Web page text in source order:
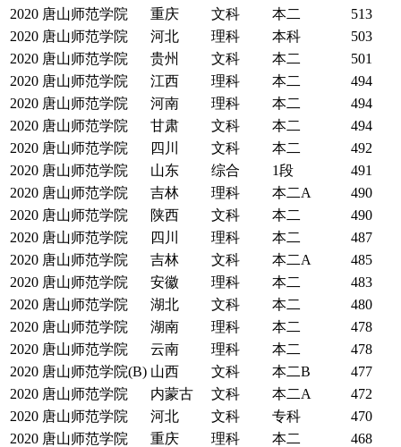
2020 唐山师范学院 重庆 文科 本二
513
2020 唐山师范学院 河北 理科 本科
503
2020 唐山师范学院 贵州 文科 本二
501
2020 唐山师范学院 江西 理科 本二
494
2020 唐山师范学院 河南 理科 本二
494
2020 唐山师范学院 甘肃 文科 本二
494
2020 唐山师范学院 四川 文科 本二
492
2020 唐山师范学院 山东 综合 1段
491
2020 唐山师范学院 吉林 理科 本二A
490
2020 唐山师范学院 陕西 文科 本二
490
2020 唐山师范学院 四川 理科 本二
487
2020 唐山师范学院 吉林 文科 本二A
485
2020 唐山师范学院 安徽 理科 本二
483
2020 唐山师范学院 湖北 文科 本二
480
2020 唐山师范学院 湖南 理科 本二
478
2020 唐山师范学院 云南 理科 本二
478
2020 唐山师范学院(B) 山西 文科 本二B
477
2020 唐山师范学院 内蒙古 文科 本二A
472
2020 唐山师范学院 河北 文科 专科
470
2020 唐山师范学院 重庆 理科 本二
468